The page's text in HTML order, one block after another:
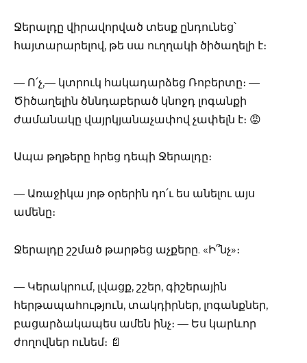
Ջերալդը վիրավորված տեսք ընդունեց՝
հայտարարելով, թե սա ուղղակի ծիծաղելի է։
— Ո՛չ,— կտրուկ հակադարձեց Ռոբերտը։ —
Ծիծաղելին ծննդաբերած կնոջդ լոգանքի
ժամանակը վայրկյանաչափով չափելն է։ 😡
Ապա թղթերը հրեց դեպի Ջերալդը։
— Առաջիկա յոթ օրերին դո՛ւ ես անելու այս
ամենը։
Ջերալդը շշմած թարթեց աչքերը. «Ի՞նչ»։
— Կերակրում, լվացք, շշեր, գիշերային
հերթապահություն, տակդիրներ, լոգանքներ,
բացարձակապես ամեն ինչ։ — Ես կարևոր
ժողովներ ունեմ։ 📄